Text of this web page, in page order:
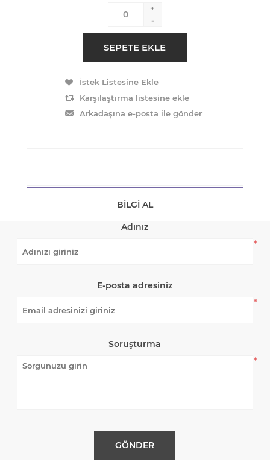
+
-
BILGI AL
Adınız
*
E-posta adresiniz
*
Soruşturma
*